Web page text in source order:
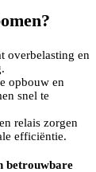
overbelasting en
opbouw en
snel te
relais zorgen
efficiëntie.
betrouwbare